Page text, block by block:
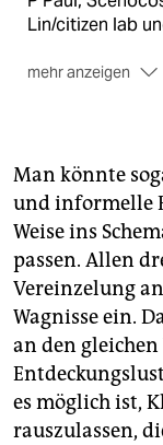
Lin/citizen lab
mehr anzeigen
12:00-18:00. Sa
Man könnte
und informelle
Weise ins
passen. Allen
Vereinzelung
Wagnisse ein.
an den
es möglich ist,
rauszulassen,